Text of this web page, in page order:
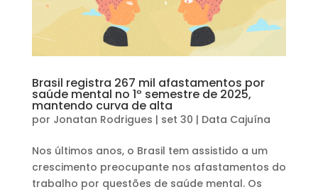
Brasil registra 267 mil afastamentos por
saúde mental no 1º semestre de 2025,
mantendo curva de alta
por Jonatan Rodrigues | set 30 | Data Cajuína
Nos últimos anos, o Brasil tem assistido a um
crescimento preocupante nos afastamentos do
trabalho por questões de saúde mental. Os